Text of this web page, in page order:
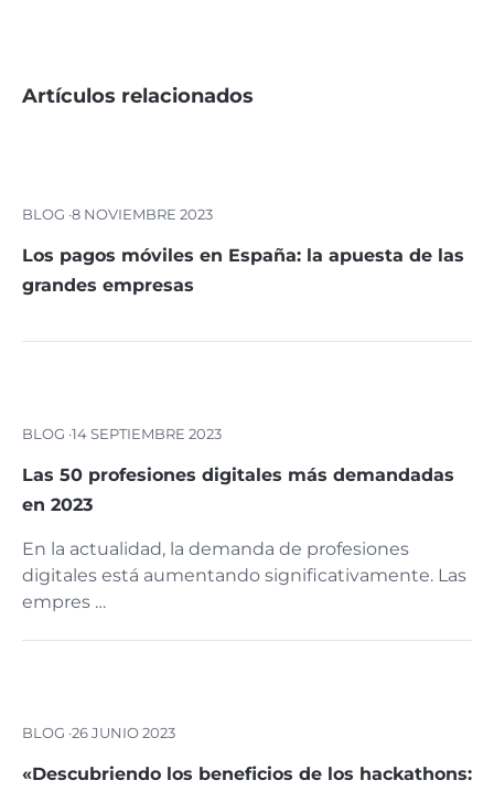
Artículos relacionados
BLOG ·8 NOVIEMBRE 2023
Los pagos móviles en España: la apuesta de las
grandes empresas
BLOG ·14 SEPTIEMBRE 2023
Las 50 profesiones digitales más demandadas
en 2023
En la actualidad, la demanda de profesiones
digitales está aumentando significativamente. Las
empres …
BLOG ·26 JUNIO 2023
«Descubriendo los beneficios de los hackathons: